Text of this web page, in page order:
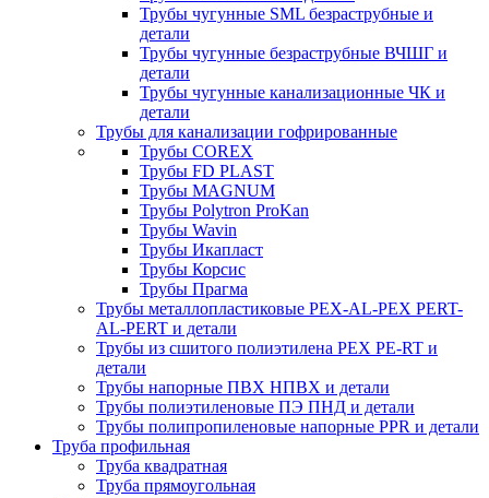
Трубы чугунные SML безраструбные и
детали
Трубы чугунные безраструбные ВЧШГ и
детали
Трубы чугунные канализационные ЧК и
детали
Трубы для канализации гофрированные
Трубы COREX
Трубы FD PLAST
Трубы MAGNUM
Трубы Polytron ProKan
Трубы Wavin
Трубы Икапласт
Трубы Корсис
Трубы Прагма
Трубы металлопластиковые PEX-AL-PEX PERT-
AL-PERT и детали
Трубы из сшитого полиэтилена PEX PE-RT и
детали
Трубы напорные ПВХ НПВХ и детали
Трубы полиэтиленовые ПЭ ПНД и детали
Трубы полипропиленовые напорные PPR и детали
Труба профильная
Труба квадратная
Труба прямоугольная